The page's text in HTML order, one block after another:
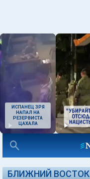
ИСПАНЕЦ ЗРЯ
НАПАЛ НА
РЕЗЕРВИСТА
ЦАХАЛА
БЛИЖНИЙ ВОСТОК